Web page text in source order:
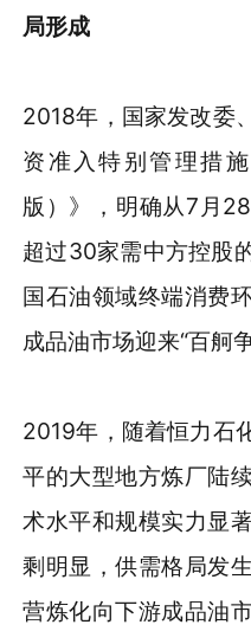
局形成
2018年，国家发改委
资准入特别管理措
版）》，明确从7月
超过30家需中方控股
国石油领域终端消费
成品油市场迎来“百舸
2019年，随着恒力石
平的大型地方炼厂陆
术水平和规模实力显
剩明显，供需格局发
营炼化向下游成品油